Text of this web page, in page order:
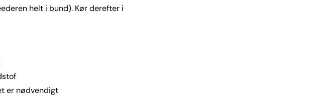
helt i bund). Kør derefter i
er nødvendigt